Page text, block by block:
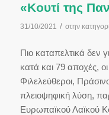
«Κουτί της
31/10/2021 / στην
Πιο καταπελτικά δεν
κατά και 79 αποχές,
Φιλελεύθεροι,
πλειοψηφική λύση,
Ευρωπαϊκού Λαϊκού